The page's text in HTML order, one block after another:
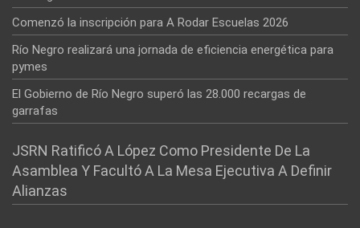
Comenzó la inscripción para A Rodar Escuelas 2026
Río Negro realizará una jornada de eficiencia energética para
pymes
El Gobierno de Río Negro superó las 28.000 recargas de
garrafas
JSRN Ratificó A López Como Presidente De La
Asamblea Y Facultó A La Mesa Ejecutiva A Definir
Alianzas